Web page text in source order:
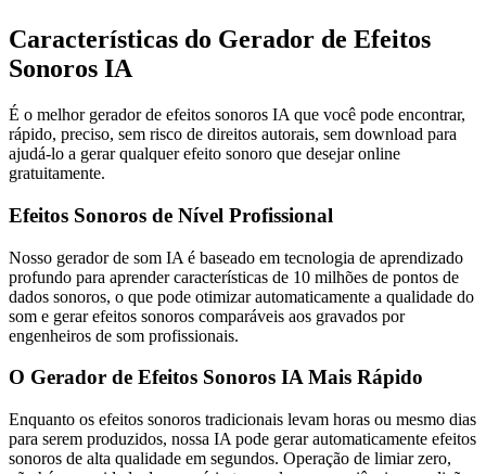
Características do Gerador de Efeitos
Sonoros IA
É o melhor gerador de efeitos sonoros IA que você pode encontrar,
rápido, preciso, sem risco de direitos autorais, sem download para
ajudá-lo a gerar qualquer efeito sonoro que desejar online
gratuitamente.
Efeitos Sonoros de Nível Profissional
Nosso gerador de som IA é baseado em tecnologia de aprendizado
profundo para aprender características de 10 milhões de pontos de
dados sonoros, o que pode otimizar automaticamente a qualidade do
som e gerar efeitos sonoros comparáveis aos gravados por
engenheiros de som profissionais.
O Gerador de Efeitos Sonoros IA Mais Rápido
Enquanto os efeitos sonoros tradicionais levam horas ou mesmo dias
para serem produzidos, nossa IA pode gerar automaticamente efeitos
sonoros de alta qualidade em segundos. Operação de limiar zero,